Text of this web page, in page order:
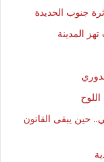
جنوب الحديدة
البراني.. حين يبقى القانون